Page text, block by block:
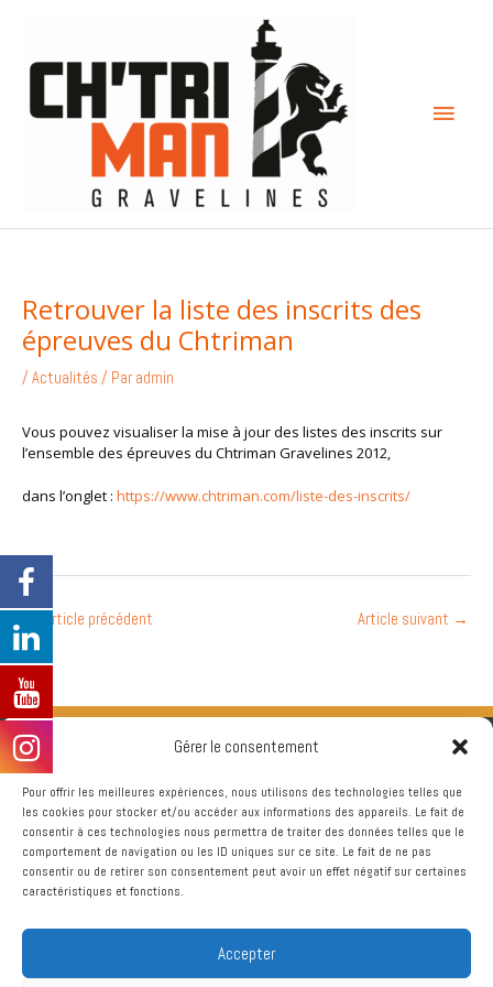
Gérer le consentement
Pour offrir les meilleures expériences, nous utilisons des technologies telles que
les cookies pour stocker et/ou accéder aux informations des appareils. Le fait de
consentir à ces technologies nous permettra de traiter des données telles que le
comportement de navigation ou les ID uniques sur ce site. Le fait de ne pas
consentir ou de retirer son consentement peut avoir un effet négatif sur certaines
caractéristiques et fonctions.
Accepter
contenu
Retrouver la liste des inscrits des
épreuves du Chtriman
/Actualités / Par admin
Vous pouvez visualiser la mise à jour des listes des inscrits sur
l’ensemble des épreuves du Chtriman Gravelines 2012,
dans l’onglet : https://www.chtriman.com/liste-des-inscrits/
Article précédent Article suivant →